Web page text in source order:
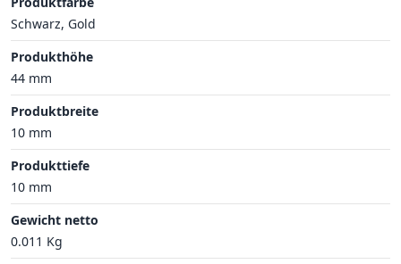
Schwarz, Gold
Produkthöhe
44 mm
Produktbreite
10 mm
Produkttiefe
10 mm
Gewicht netto
0.011 Kg